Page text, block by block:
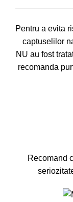
Pentru a evita
captuselilor
NU au fost
recomanda
Recomand